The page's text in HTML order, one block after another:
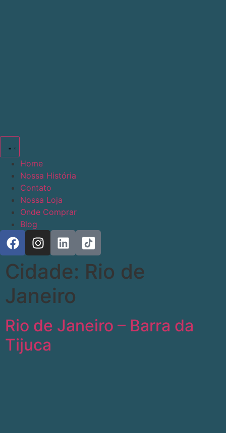
Home
Nossa História
Contato
Nossa Loja
Onde Comprar
Blog
Cidade: Rio de
Janeiro
Rio de Janeiro – Barra da
Tijuca